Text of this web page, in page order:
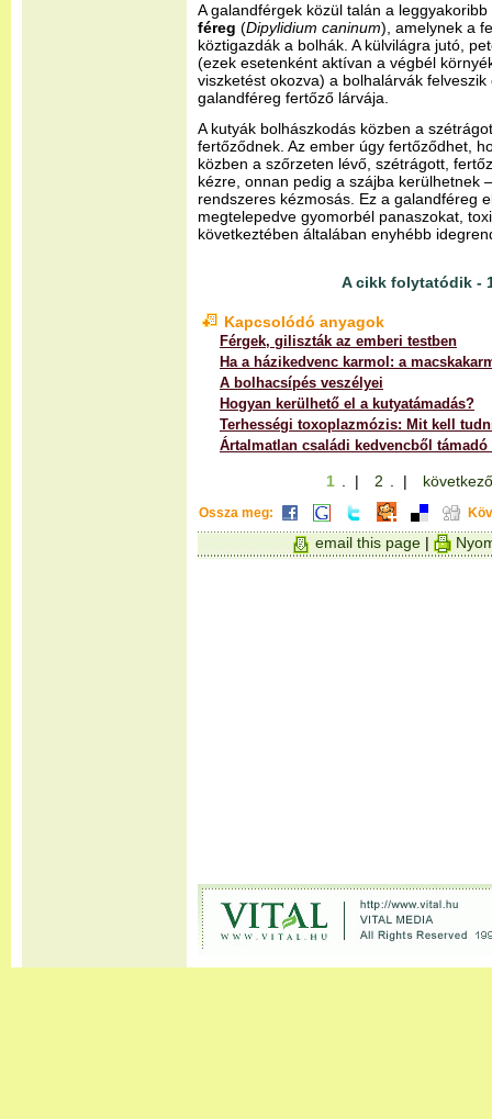
A galandférgek közül talán a
féreg (Dipylidium caninum), amelynek a
köztigazdák a bolhák. A külvilágra jutó,
(ezek esetenként aktívan a végbél
viszketést okozva) a bolhalárvák
galandféreg fertőző lárvája.
A kutyák bolhászkodás közben a
fertőződnek. Az ember úgy fertőződhet,
közben a szőrzeten lévő, szétrágott,
kézre, onnan pedig a szájba kerülhetnek
rendszeres kézmosás. Ez a galandféreg
megtelepedve gyomorbél panaszokat,
következtében általában enyhébb
A cikk folytatódik -
Kapcsolódó anyagok
Férgek, giliszták az emberi testben
Ha a házikedvenc karmol: a
A bolhacsípés veszélyei
Hogyan kerülhető el a kutyatámadás?
Terhességi toxoplazmózis: Mit kell
Ártalmatlan családi kedvencből támadó
1 . | 2 . |
Ossza meg:
email this page |